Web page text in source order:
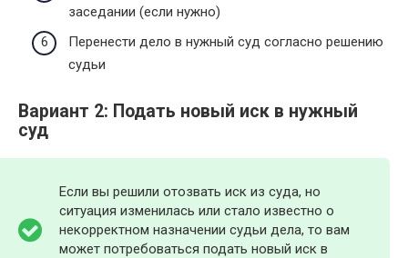
заседании (если нужно)
Перенести дело в нужный суд согласно решению
судьи
Вариант 2: Подать новый иск в нужный
суд
Если вы решили отозвать иск из суда, но
ситуация изменилась или стало известно о
некорректном назначении судьи дела, то вам
может потребоваться подать новый иск в